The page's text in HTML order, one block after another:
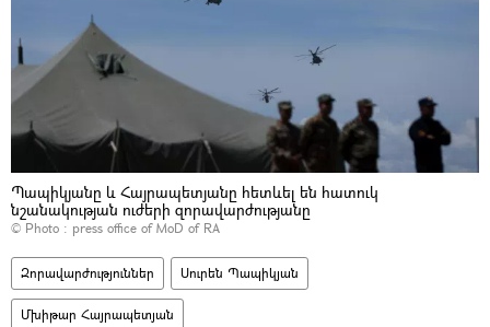
Պապիկյանը և Հայրապետյանը հետևել են հատուկ
նշանակության ուժերի զորավարժությանը
© Photo : press office of MoD of RA
Զորավարժություններ Սուրեն Պապիկյան
Մխիթար Հայրապետյան